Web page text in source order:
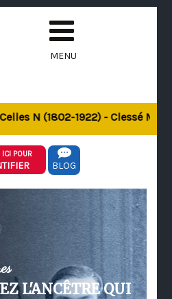
MENU
N (1802-1922) - Clessé M
ICI POUR
BLOG
L'ANCÊTRE QUI